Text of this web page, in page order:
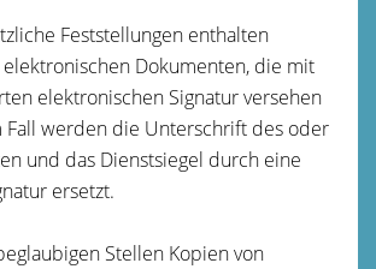
Feststellungen enthalten
Dokumenten, die mit
elektronischen Signatur versehen
Fall werden die Unterschrift des oder
und das Dienstsiegel durch eine
ersetzt.
Stellen Kopien von